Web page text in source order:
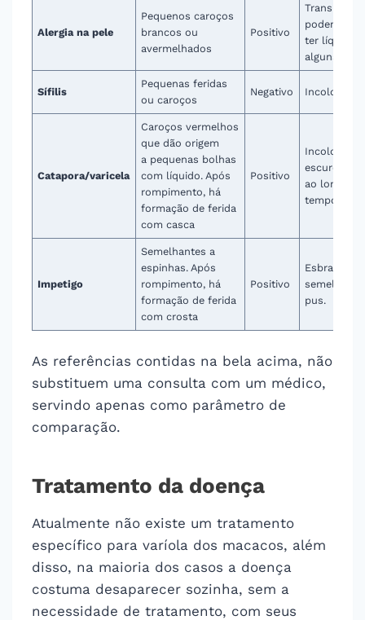
Alergia na pele
Pequenos caroços
brancos ou
avermelhados
Positivo
podendo
ter líquido,
alguns
Sífilis
Pequenas feridas
ou caroços
Negativo Incolor
Catapora/varicela
Caroços vermelhos
que dão origem
a pequenas bolhas
com líquido. Após
rompimento, há
formação de ferida
com casca
Positivo
Incolor,
ao longo do
tempo.
Impetigo
Semelhantes a
espinhas. Após
rompimento, há
formação de ferida
com crosta
Positivo
semelhante
pus.
As referências contidas na bela acima, não
substituem uma consulta com um médico,
servindo apenas como parâmetro de
comparação.
Tratamento da doença
Atualmente não existe um tratamento
específico para varíola dos macacos, além
disso, na maioria dos casos a doença
costuma desaparecer sozinha, sem a
necessidade de tratamento, com seus